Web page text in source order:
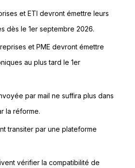
et ETI devront émettre leurs
dès le 1er septembre 2026.
et PME devront émettre
au plus tard le 1er
par mail ne suffira plus dans
la réforme.
transiter par une plateforme
vérifier la compatibilité de